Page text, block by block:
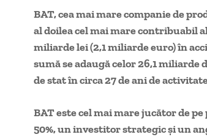
BAT, cea mai mare companie de
al doilea cel mai mare contribuabil
miliarde lei (2,1 miliarde euro) în
sumă se adaugă celor 26,1
de stat în circa 27 de ani de
BAT este cel mai mare jucător de
50%, un investitor strategic și un